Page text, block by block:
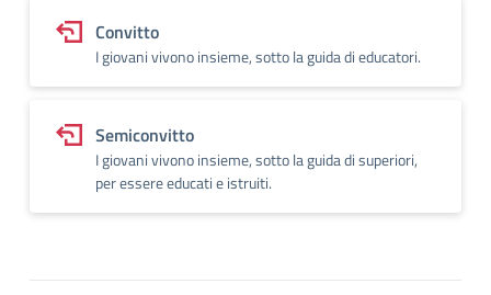
Convitto
I giovani vivono insieme, sotto la guida di educatori.
Semiconvitto
I giovani vivono insieme, sotto la guida di superiori,
per essere educati e istruiti.